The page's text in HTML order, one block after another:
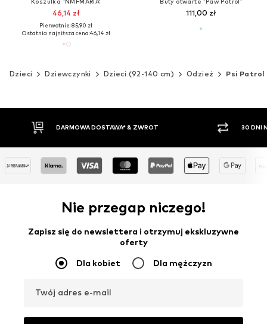
46,14 zł
Pierwotnie: 85,90 zł
Ostatnia najniższa cena:46,14 zł
111,00 zł
Dzieci Dziewczynki Dzieci (92-140 cm) Odzież Psi Patrol
30 DNI NA ZWROT TOWARU
Nie przegap niczego!
Zapisz się do newslettera i otrzymuj ekskluzywne
oferty
Dla kobiet Dla mężczyzn
Twój adres e-mail